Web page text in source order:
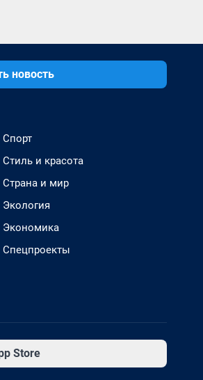
новость
Спорт
Стиль и красота
Страна и мир
Экология
Экономика
Спецпроекты
Store